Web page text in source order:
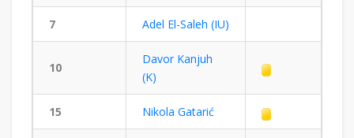
7 Adel El-Saleh (IU)
10
Davor Kanjuh
(K)
15 Nikola Gatarić